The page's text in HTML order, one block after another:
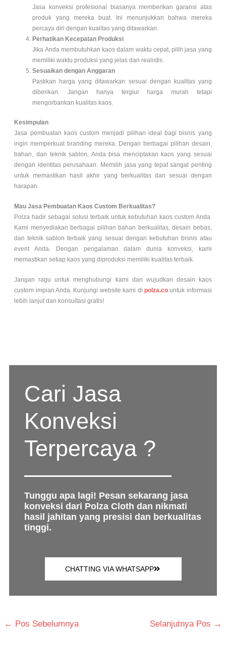
Jasa konveksi profesional biasanya memberikan garansi atas
produk yang mereka buat. Ini menunjukkan bahwa mereka
percaya diri dengan kualitas yang ditawarkan.
Perhatikan Kecepatan Produksi
Jika Anda membutuhkan kaos dalam waktu cepat, pilih jasa yang
memiliki waktu produksi yang jelas dan realistis.
Sesuaikan dengan Anggaran
Pastikan harga yang ditawarkan sesuai dengan kualitas yang
diberikan. Jangan hanya tergiur harga murah tetapi
mengorbankan kualitas kaos.
Kesimpulan
Jasa pembuatan kaos custom menjadi pilihan ideal bagi bisnis yang
ingin memperkuat branding mereka. Dengan berbagai pilihan desain,
bahan, dan teknik sablon, Anda bisa menciptakan kaos yang sesuai
dengan identitas perusahaan. Memilih jasa yang tepat sangat penting
untuk memastikan hasil akhir yang berkualitas dan sesuai dengan
harapan.
Mau Jasa Pembuatan Kaos Custom Berkualitas?
Polza hadir sebagai solusi terbaik untuk kebutuhan kaos custom Anda.
Kami menyediakan berbagai pilihan bahan berkualitas, desain bebas,
dan teknik sablon terbaik yang sesuai dengan kebutuhan bisnis atau
event Anda. Dengan pengalaman dalam dunia konveksi, kami
memastikan setiap kaos yang diproduksi memiliki kualitas terbaik.
Jangan ragu untuk menghubungi kami dan wujudkan desain kaos
custom impian Anda. Kunjungi website kami di polza.countuk informasi
lebih lanjut dan konsultasi gratis!
Cari Jasa
Konveksi
Terpercaya ?
Tunggu apa lagi! Pesan sekarang jasa
konveksi dari Polza Cloth dan nikmati
hasil jahitan yang presisi dan berkualitas
tinggi.
CHATTING VIA WHATSAPP
← Pos Sebelumnya Selanjutnya Pos →